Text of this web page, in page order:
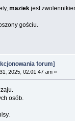
maziekjest
gościu.
forum]
2025, 02:01:47 am »
osób.